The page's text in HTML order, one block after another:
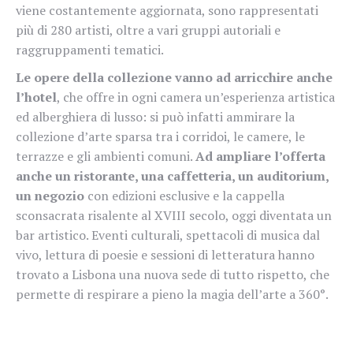
viene costantemente aggiornata, sono rappresentati
più di 280 artisti, oltre a vari gruppi autoriali e
raggruppamenti tematici.
Le opere della collezione vanno ad arricchire anche
l’hotel, che offre in ogni camera un’esperienza artistica
ed alberghiera di lusso: si può infatti ammirare la
collezione d’arte sparsa tra i corridoi, le camere, le
terrazze e gli ambienti comuni.Ad ampliare l’offerta
anche un ristorante, una caffetteria, un auditorium,
un negozio con edizioni esclusive e la cappella
sconsacrata risalente al XVIII secolo, oggi diventata un
bar artistico. Eventi culturali, spettacoli di musica dal
vivo, lettura di poesie e sessioni di letteratura hanno
trovato a Lisbona una nuova sede di tutto rispetto, che
permette di respirare a pieno la magia dell’arte a 360°.